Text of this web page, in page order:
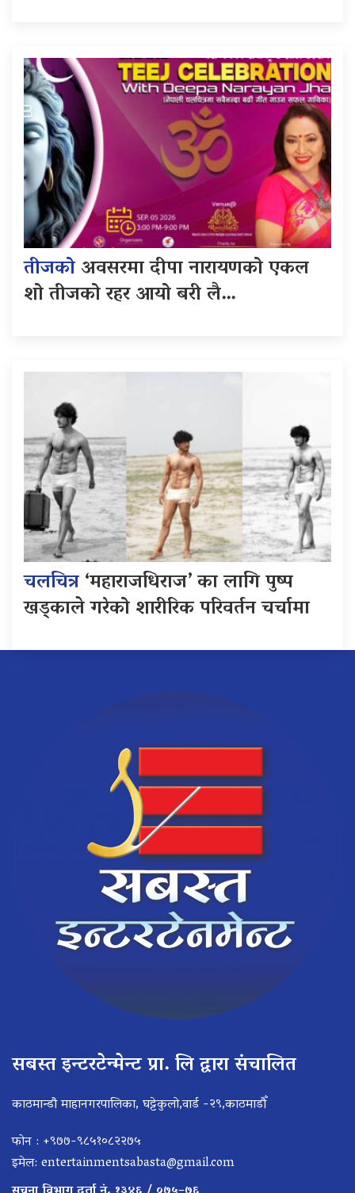
तीजकोअवसरमा दीपा नारायणको एकल
शो तीजको रहर आयो बरी लै…
चलचित्र‘महाराजधिराज’ का लागि पुष्प
खड्काले गरेको शारीरिक परिवर्तन चर्चामा
सबस्त इन्टरटेन्मेन्ट प्रा. लि द्वारा संचालित
काठमान्डौ माहानगरपालिका, घट्टेकुलो,वार्ड -२९,काठमाडौँ
फोन : +९७७-९८५१०८२२७५
इमेल: entertainmentsabasta@gmail.com